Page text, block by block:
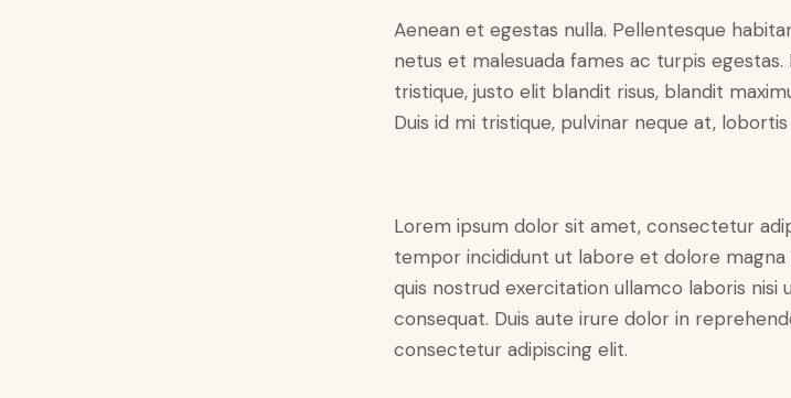
Aenean et egestas nulla. Pellentesque
netus et malesuada fames ac turpis
tristique, justo elit blandit risus, blandit
Duis id mi tristique, pulvinar neque at,
Lorem ipsum dolor sit amet, consectetur
tempor incididunt ut labore et dolore magna
quis nostrud exercitation ullamco laboris nisi
consequat. Duis aute irure dolor in
consectetur adipiscing elit.